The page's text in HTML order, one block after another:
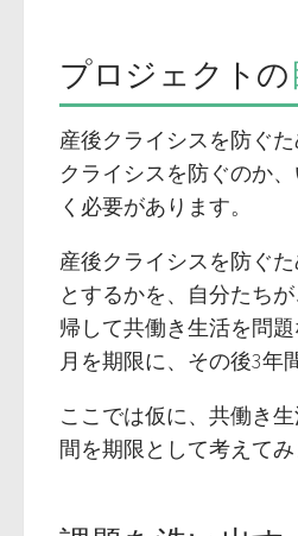
プロジェクトの
産後クライシスを防ぐ
クライシスを防ぐのか
く必要があります。
産後クライシスを防ぐ
とするかを、自分たち
帰して共働き生活を問
月を期限に、その後3年
ここでは仮に、共働き
間を期限として考えてみ